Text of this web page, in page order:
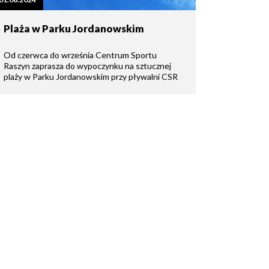
Plaża w Parku Jordanowskim
Od czerwca do września Centrum Sportu
Raszyn zaprasza do wypoczynku na sztucznej
plaży w Parku Jordanowskim przy pływalni CSR